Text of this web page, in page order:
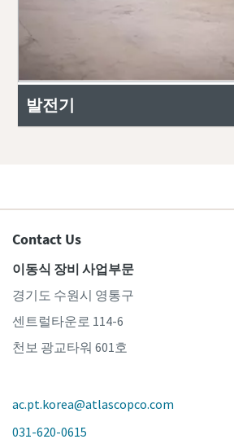
발전기
Contact Us
이동식 장비 사업부문
경기도 수원시 영통구
센트럴타운로 114-6
천보 광교타워 601호
ac.pt.korea@atlascopco.com
031-620-0615